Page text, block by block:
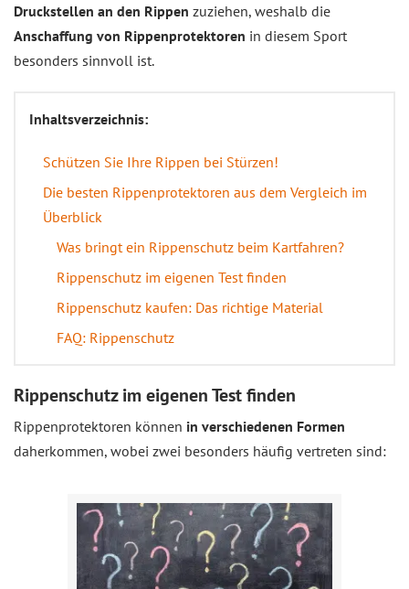
Druckstellen an den Rippen zuziehen, weshalb die
Anschaffung von Rippenprotektoren in diesem Sport
besonders sinnvoll ist.
Inhaltsverzeichnis:
Schützen Sie Ihre Rippen bei Stürzen!
Die besten Rippenprotektoren aus dem Vergleich im
Überblick
Was bringt ein Rippenschutz beim Kartfahren?
Rippenschutz im eigenen Test finden
Rippenschutz kaufen: Das richtige Material
FAQ: Rippenschutz
Rippenschutz im eigenen Test finden
Rippenprotektoren können in verschiedenen Formen
daherkommen, wobei zwei besonders häufig vertreten sind: